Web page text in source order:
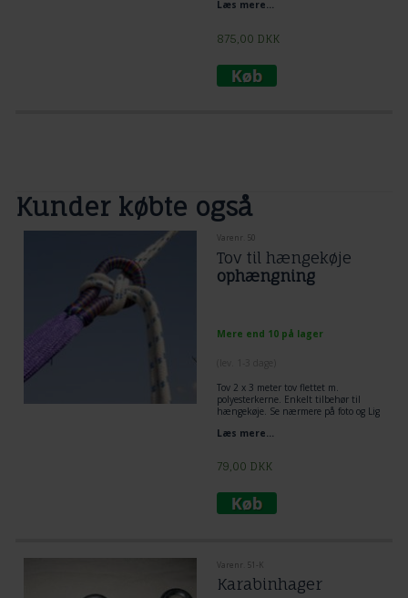
Læs mere...
875,00 DKK
Kunder købte også
Varenr. 50
Tov til hængekøje
ophængning
Mere end 10 på lager
Tov 2 x 3 meter tov flettet m.
polyesterkerne. Enkelt tilbehør til
hængekøje. Se nærmere på foto og Lig
flagknob mellem hængekøje og tov.
Læs mere...
79,00 DKK
Varenr. 51-K
Karabinhager